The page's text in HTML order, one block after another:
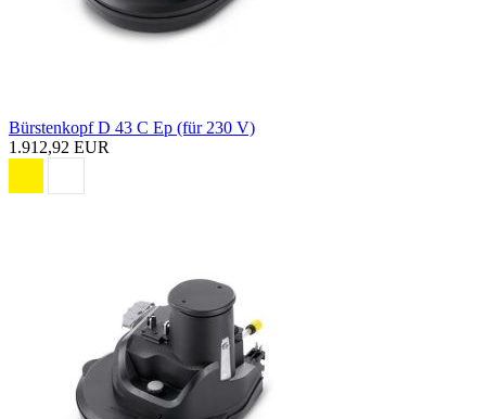
Bürstenkopf D 43 C Ep (für 230 V)
1.912,92 EUR